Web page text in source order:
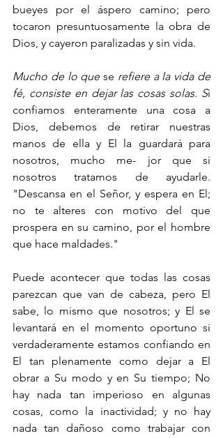
bueyes por el áspero camino; pero
tocaron presuntuosamente la obra de
Dios, y cayeron paralizadas y sin vida.
Mucho de lo que se refiere a la vida de
fé, consiste en dejar las cosas solas. Si
confiamos enteramente una cosa a
Dios, debemos de retirar nuestras
manos de ella y El la guardará para
nosotros, mucho me- jor que si
nosotros tratamos de ayudarle.
"Descansa en el Señor, y espera en El;
no te alteres con motivo del que
prospera en su camino, por el hombre
que hace maldades."
Puede acontecer que todas las cosas
parezcan que van de cabeza, pero El
sabe, lo mismo que nosotros; y El se
levantará en el momento oportuno si
verdaderamente estamos confiando en
El tan plenamente como dejar a El
obrar a Su modo y en Su tiempo; No
hay nada tan imperioso en algunas
cosas, como la inactividad; y no hay
nada tan dañoso como trabajar con